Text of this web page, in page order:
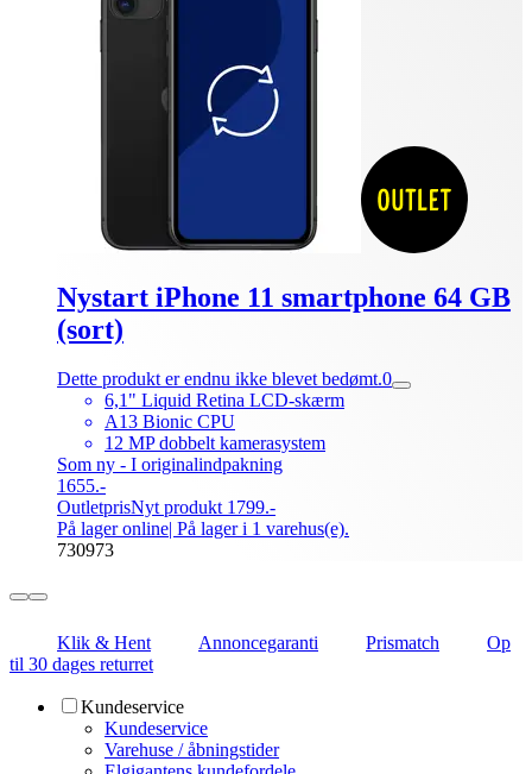
Nystart iPhone 11 smartphone 64 GB
(sort)
Dette produkt er endnu ikke blevet bedømt.0
6,1" Liquid Retina LCD-skærm
A13 Bionic CPU
12 MP dobbelt kamerasystem
Som ny - I originalindpakning
1655.-
OutletprisNyt produkt 1799.-
På lager online | På lager i 1 varehus(e).
730973
Klik & Hent Annoncegaranti Prismatch
Op
til 30 dages returret
Kundeservice
Kundeservice
Varehuse / åbningstider